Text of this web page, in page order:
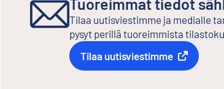
Tilaa uutisviestimme ja medialle
pysyt perillä tuoreimmista
Tilaa uutisviestimme
Ulkoinen linkki